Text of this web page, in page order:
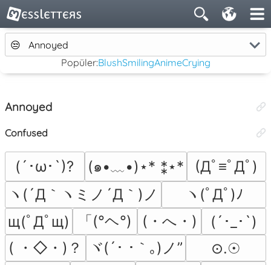
😒
Annoyed
Popüler:BlushSmilingAnimeCrying
Annoyed
Confused
(´･ω･`)? (๑•﹏•)⋆* ⁑⋆*
(Дﾟ≡ﾟДﾟ)
ヽ(´Д｀ヽミノ´Д｀)ノ
ヽ(ﾟДﾟ)ﾉ
щ(ﾟДﾟщ)
「(°ヘ°) (・へ・)
(´･_･`)
( ・◇・)？
ヾ(´･ ･｀｡)ノ”
⊙.☉